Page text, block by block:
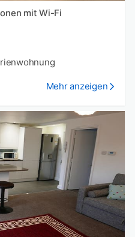
mit Wi-Fi
Mehr anzeigen